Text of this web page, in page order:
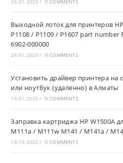
26.01.2023 / 0 COMMENTS
Выходной лоток для принтеров
P1108 / P1109 / P1607 part number
6902-000000
26.01.2023 / 0 COMMENTS
Установить драйвер принтера
или ноутбук (удаленно) в Алматы
16.01.2023 / 0 COMMENTS
Заправка картриджа HP W1500A
M111a / M111w M141 / M141a /
18.10.2022 / 0 COMMENTS